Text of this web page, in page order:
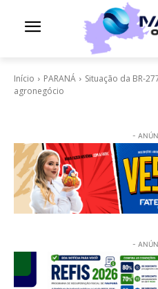
Início PARANÁ
Situação da BR-
agronegócio
-
-